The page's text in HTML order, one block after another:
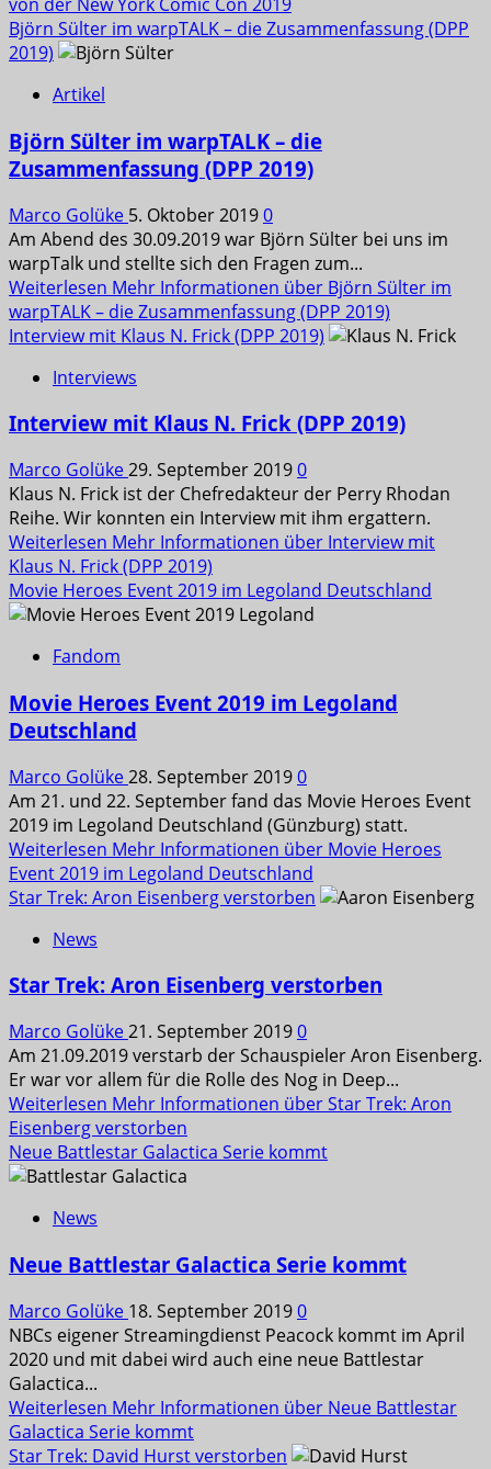
Björn Sülter im warpTALK – die Zusammenfassung (DPP
2019)
Artikel
Björn Sülter im warpTALK – die
Zusammenfassung (DPP 2019)
Marco Golüke 5. Oktober 20190
Am Abend des 30.09.2019 war Björn Sülter bei uns im
warpTalk und stellte sich den Fragen zum...
Weiterlesen Mehr Informationen über Björn Sülter im
warpTALK – die Zusammenfassung (DPP 2019)
Interview mit Klaus N. Frick (DPP 2019)
Interviews
Interview mit Klaus N. Frick (DPP 2019)
Marco Golüke29. September 20190
Klaus N. Frick ist der Chefredakteur der Perry Rhodan
Reihe. Wir konnten ein Interview mit ihm ergattern.
Weiterlesen Mehr Informationen über Interview mit
Klaus N. Frick (DPP 2019)
Movie Heroes Event 2019 im Legoland Deutschland
Fandom
Movie Heroes Event 2019 im Legoland
Deutschland
Marco Golüke28. September 20190
Am 21. und 22. September fand das Movie Heroes Event
2019 im Legoland Deutschland (Günzburg) statt.
Weiterlesen Mehr Informationen über Movie Heroes
Event 2019 im Legoland Deutschland
Star Trek: Aron Eisenberg verstorben
News
Star Trek: Aron Eisenberg verstorben
Marco Golüke21. September 20190
Am 21.09.2019 verstarb der Schauspieler Aron Eisenberg.
Er war vor allem für die Rolle des Nog in Deep...
Weiterlesen Mehr Informationen über Star Trek: Aron
Eisenberg verstorben
Neue Battlestar Galactica Serie kommt
News
Neue Battlestar Galactica Serie kommt
Marco Golüke 18. September 20190
NBCs eigener Streamingdienst Peacock kommt im April
2020 und mit dabei wird auch eine neue Battlestar
Galactica...
Weiterlesen Mehr Informationen über Neue Battlestar
Galactica Serie kommt
Star Trek: David Hurst verstorben